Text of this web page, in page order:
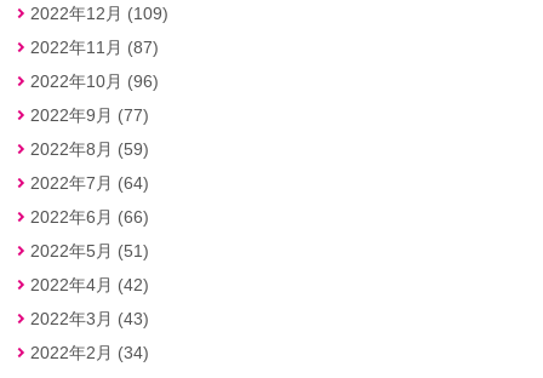
2022年12月 (109)
2022年11月 (87)
2022年10月 (96)
2022年9月 (77)
2022年8月 (59)
2022年7月 (64)
2022年6月 (66)
2022年5月 (51)
2022年4月 (42)
2022年3月 (43)
2022年2月 (34)